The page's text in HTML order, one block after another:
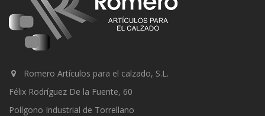
Romero Artículos para el calzado, S.L.
Félix Rodríguez De la Fuente, 60
Polígono Industrial de Torrellano